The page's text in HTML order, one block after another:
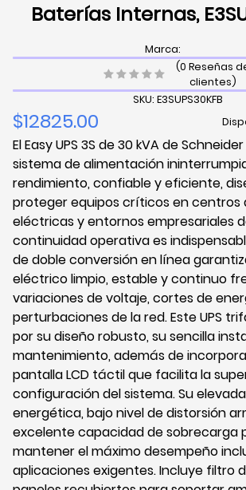
Baterías Internas,
Marca:
(0 Reseñas
clientes)
SKU: E3SUPS30KFB
$12825.00
El Easy UPS 3S de 30 kVA de
sistema de alimentación
rendimiento, confiable y eficiente,
proteger equipos críticos en centros
eléctricas y entornos empresariales
continuidad operativa es
de doble conversión en línea
eléctrico limpio, estable y continuo
variaciones de voltaje, cortes de
perturbaciones de la red. Este UPS
por su diseño robusto, su sencilla
mantenimiento, además de
pantalla LCD táctil que facilita la
configuración del sistema. Su
energética, bajo nivel de distorsión
excelente capacidad de sobrecarga
mantener el máximo desempeño
aplicaciones exigentes. Incluye filtro